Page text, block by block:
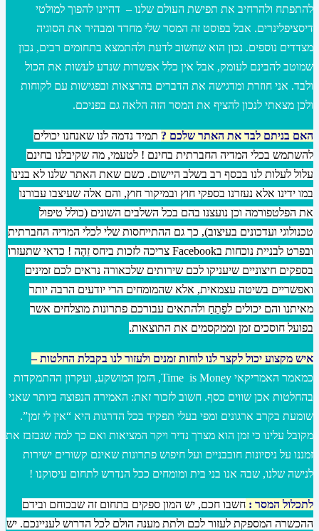
להתפתח ולהרחיב את תפישת העולם שלנו – דהיינו להפוך למולטי
דיסציפלינרים. אבל בפוסט זה המסר שלי מחדד ומבהיר את הסוגיה
מצדדים נוספים. נכון הוא שחשוב לדעת ולהתמצא בתחומים רבים, נכון
שמוטב להבינם לעומק, אבל אין כלל אפשרות שנדע לעשות את הכול
ולבד. אני חוזרת ומדגישה את הדברים בהרצאות ובפגישות עם לקוחות
ולכן מצאתי לנכון להציף את המסר הזה הלאה גם בפניכם.
האם בניתם לבד את האתר שלכם ? תמיד נדמה לנו שאנחנו יכולים
להשתמש בכלי המדיה החברתית בחינם ! לטעמי, מה שקיבלנו בחינם
עלול לעלות לנו בכסף רב בשלב היישום. כשם שאת האתר שלנו לא בנינו
במו ידינו אלא נעזרנו בספקי חוץ ובמיקור חוץ, והם אלה שעיצבו עבורנו
את הפלטפורמה וכן נועצנו בהם בכל השלבים השונים (כולל טיפול
טכנולוגי ועדכונים בעיצוב), כך גם ההתייחסות שלי לכלי המדיה החברתית
ובפרט לבניית נוכחות בFacebook צריכה לזכות ביחס זֵהֶה ! כדאי שתעזרו
בספקים חיצוניים שיעניקו לכם שירותים שלכאורה נראים לכם זמינים
ואפשריים בשיטה עצמאית, אלא שהמומחים הרי יודעים הרבה יותר
מאיתנו והם יכולים לפַתֵחַ ולהתאים עבורכם פתרונות מוצלחים אשר
בפועל חוסכים זמן וממקסמים את התוצאות.
איש מקצוע יכול לקצר לנו לוחות זמנים ולעזור לנו בקבלת החלטות –
כמאמר האמריקאי Time is Money, הזמן המושקע, ועקרון ההתמקדות
בהחלטות אכן שווים כסף. חשוב לזכור זאת: האמירה הנפוצה ביותר שאני
שומעת בקרב ארגונים ומפי בעלי תפקיד בכל הדרגות היא “אין לי זמן”.
מקובל עלינו כי זמן הוא מצרך נדיר ויקר המציאות ואם כך למה שנבזבז את
זמננו על ניסיונות חובבניים ועל חיפוש פתרונות שאינם קשורים ישירות
לנישה שלנו, שבה אנו בני בית ומומחים ככל הנדרש לתחום עיסוקנו !
לתכלול המסר : חשבו חכם, יש המון ספקים בתחום זה שבכוחם ובידם
ההכשרה המספקת לעזור לכם ולתת מענה הולם לכל הדרוש לעניינכם. יש